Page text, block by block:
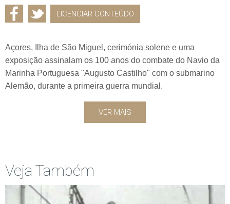
LICENCIAR CONTEÚDO
Açores, Ilha de São Miguel, cerimónia solene e uma
exposição assinalam os 100 anos do combate do Navio da
Marinha Portuguesa "Augusto Castilho" com o submarino
Alemão, durante a primeira guerra mundial.
VER MAIS
Veja Também